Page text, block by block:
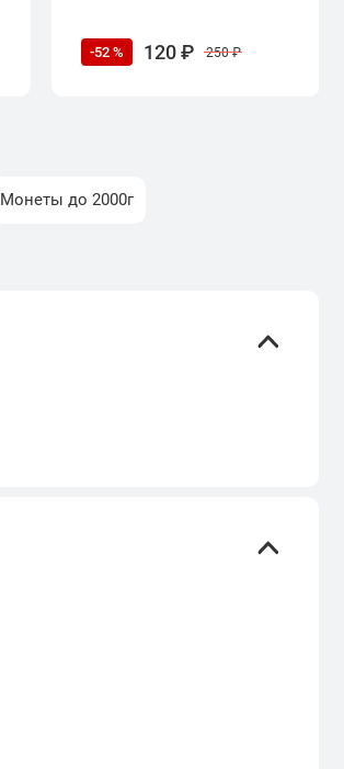
-52 % 120 ₽ 250 ₽
Монеты до 2000г